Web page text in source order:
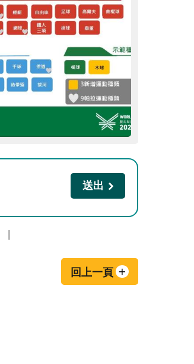
回上一頁